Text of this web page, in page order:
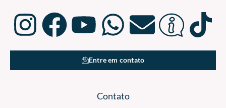
Entre em contato
Contato